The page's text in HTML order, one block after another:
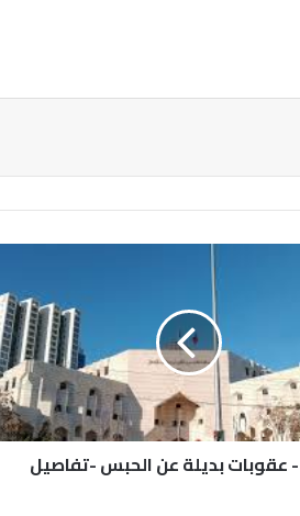
عقوبات بديلة عن الحبس -تفاصيل